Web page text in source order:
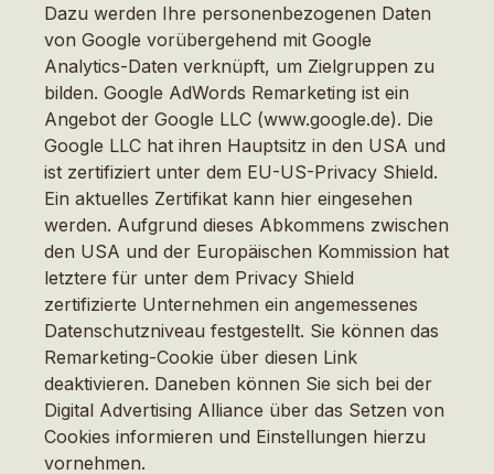
Dazu werden Ihre personenbezogenen Daten
von Google vorübergehend mit Google
Analytics-Daten verknüpft, um Zielgruppen zu
bilden. Google AdWords Remarketing ist ein
Angebot der Google LLC (www.google.de). Die
Google LLC hat ihren Hauptsitz in den USA und
ist zertifiziert unter dem EU-US-Privacy Shield.
Ein aktuelles Zertifikat kann hier eingesehen
werden. Aufgrund dieses Abkommens zwischen
den USA und der Europäischen Kommission hat
letztere für unter dem Privacy Shield
zertifizierte Unternehmen ein angemessenes
Datenschutzniveau festgestellt. Sie können das
Remarketing-Cookie über diesen Link
deaktivieren. Daneben können Sie sich bei der
Digital Advertising Alliance über das Setzen von
Cookies informieren und Einstellungen hierzu
vornehmen.